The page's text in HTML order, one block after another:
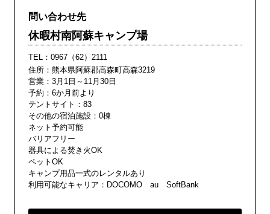
問い合わせ先
休暇村南阿蘇キャンプ場
TEL： 0967（62）2111
住所：熊本県阿蘇郡高森町高森3219
営業：3月1日～11月30日
予約：6か月前より
テントサイト：83
その他の宿泊施設：0棟
ネット予約可能
バリアフリー
器具による焚き火OK
ペットOK
キャンプ用品一式のレンタルあり
利用可能なキャリア：DOCOMO au SoftBank